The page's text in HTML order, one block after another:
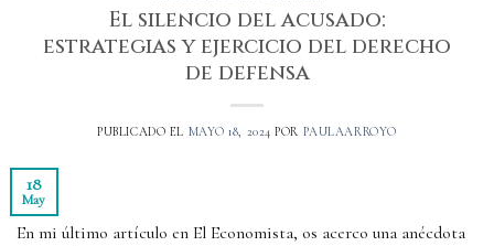
El silencio del acusado:
estrategias y ejercicio del derecho
de defensa
PUBLICADO EL MAYO 18, 2024 POR PAULAARROYO
18
May
En mi último artículo en El Economista, os acerco una anécdota